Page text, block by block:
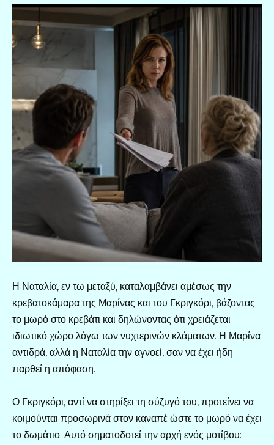
Η Ναταλία, εν τω μεταξύ, καταλαμβάνει αμέσως την
κρεβατοκάμαρα της Μαρίνας και του Γκριγκόρι, βάζοντας
το μωρό στο κρεβάτι και δηλώνοντας ότι χρειάζεται
ιδιωτικό χώρο λόγω των νυχτερινών κλάματων. Η Μαρίνα
αντιδρά, αλλά η Ναταλία την αγνοεί, σαν να έχει ήδη
παρθεί η απόφαση.
Ο Γκριγκόρι, αντί να στηρίξει τη σύζυγό του, προτείνει να
κοιμούνται προσωρινά στον καναπέ ώστε το μωρό να έχει
το δωμάτιο. Αυτό σηματοδοτεί την αρχή ενός μοτίβου: